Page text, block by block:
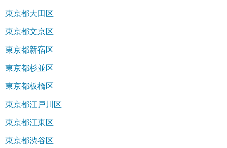
東京都大田区
東京都文京区
東京都新宿区
東京都杉並区
東京都板橋区
東京都江戸川区
東京都江東区
東京都渋谷区